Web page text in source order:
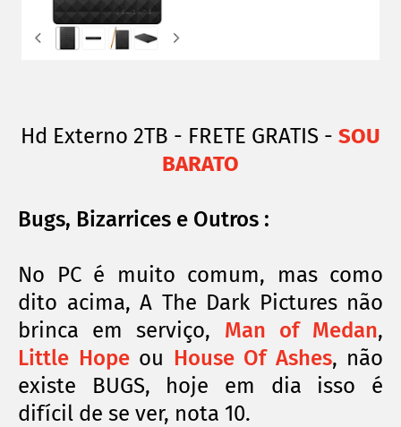
Hd Externo 2TB - FRETE GRATIS - SOU
BARATO
Bugs, Bizarrices e Outros :
No PC é muito comum, mas como
dito acima, A The Dark Pictures não
brinca em serviço, Man of Medan,
Little Hopeou House Of Ashes, não
existe BUGS, hoje em dia isso é
difícil de se ver, nota 10.